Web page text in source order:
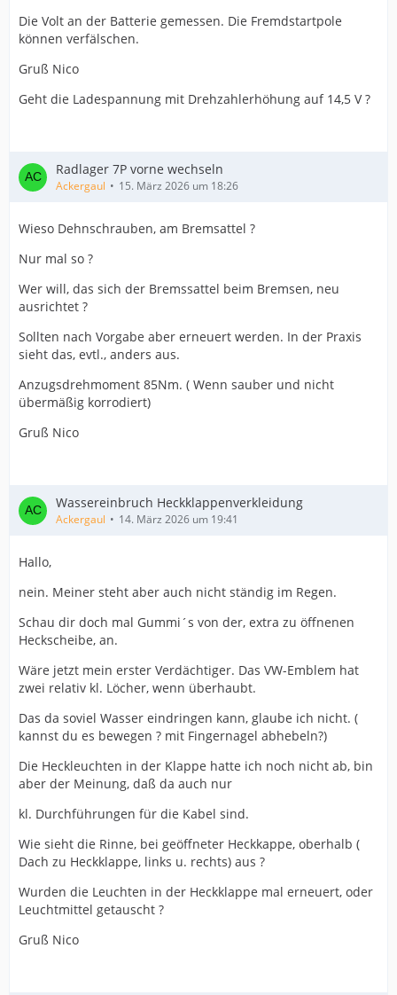
Die Volt an der Batterie gemessen. Die Fremdstartpole
können verfälschen.
Gruß Nico
Geht die Ladespannung mit Drehzahlerhöhung auf 14,5 V ?
Radlager 7P vorne wechseln
Ackergaul 15. März 2026 um 18:26
Wieso Dehnschrauben, am Bremsattel ?
Nur mal so ?
Wer will, das sich der Bremssattel beim Bremsen, neu
ausrichtet ?
Sollten nach Vorgabe aber erneuert werden. In der Praxis
sieht das, evtl., anders aus.
Anzugsdrehmoment 85Nm. ( Wenn sauber und nicht
übermäßig korrodiert)
Gruß Nico
Wassereinbruch Heckklappenverkleidung
Ackergaul 14. März 2026 um 19:41
Hallo,
nein. Meiner steht aber auch nicht ständig im Regen.
Schau dir doch mal Gummi´s von der, extra zu öffnenen
Heckscheibe, an.
Wäre jetzt mein erster Verdächtiger. Das VW-Emblem hat
zwei relativ kl. Löcher, wenn überhaubt.
Das da soviel Wasser eindringen kann, glaube ich nicht. (
kannst du es bewegen ? mit Fingernagel abhebeln?)
Die Heckleuchten in der Klappe hatte ich noch nicht ab, bin
aber der Meinung, daß da auch nur
kl. Durchführungen für die Kabel sind.
Wie sieht die Rinne, bei geöffneter Heckkappe, oberhalb (
Dach zu Heckklappe, links u. rechts) aus ?
Wurden die Leuchten in der Heckklappe mal erneuert, oder
Leuchtmittel getauscht ?
Gruß Nico